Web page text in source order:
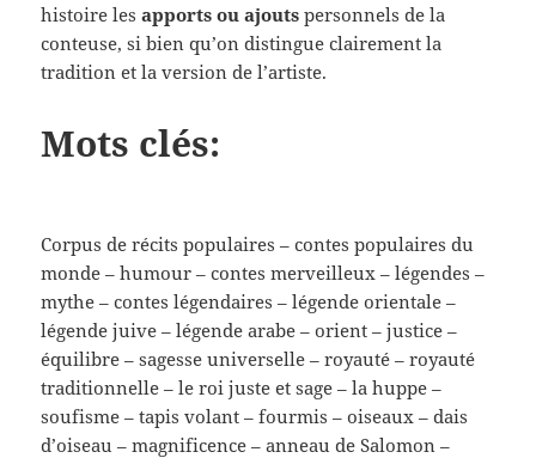
histoire lesapports ou ajouts personnels de la
conteuse, si bien qu’on distingue clairement la
tradition et la version de l’artiste.
Mots clés:
Corpus de récits populaires – contes populaires du
monde – humour – contes merveilleux – légendes –
mythe – contes légendaires – légende orientale –
légende juive – légende arabe – orient – justice –
équilibre – sagesse universelle – royauté – royauté
traditionnelle – le roi juste et sage – la huppe –
soufisme – tapis volant – fourmis – oiseaux – dais
d’oiseau – magnificence – anneau de Salomon –